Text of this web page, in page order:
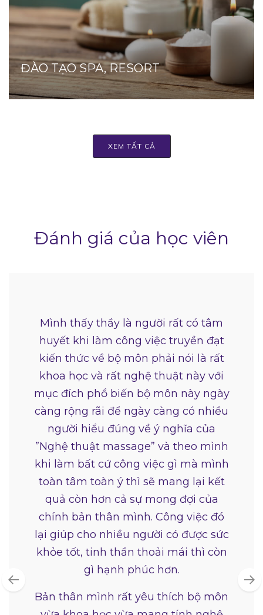
ĐÀO TẠO SPA, RESORT
XEM TẤT CẢ
Đánh giá của học viên
Mình thấy thầy là người rất có tâm
huyết khi làm công việc truyền đạt
kiến thức về bộ môn phải nói là rất
khoa học và rất nghệ thuật này với
mục đích phổ biến bộ môn này ngày
càng rộng rãi để ngày càng có nhiều
người hiểu đúng về ý nghĩa của
”Nghệ thuật massage” và theo mình
khi làm bất cứ công việc gì mà mình
toàn tâm toàn ý thì sẽ mang lại kết
quả còn hơn cả sự mong đợi của
chính bản thân mình. Công việc đó
lại giúp cho nhiều người có được sức
khỏe tốt, tinh thần thoải mái thì còn
gì hạnh phúc hơn.
Bản thân mình rất yêu thích bộ môn